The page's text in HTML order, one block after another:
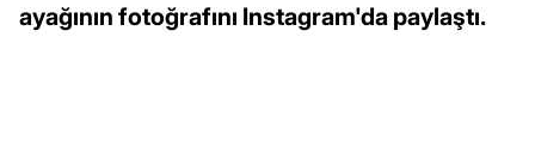
ayağının fotoğrafını Instagram'da paylaştı.